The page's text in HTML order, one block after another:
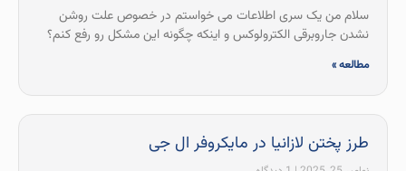
سلام من یک سری اطلاعات می خواستم در خصوص علت روشن
نشدن جاروبرقی الکترولوکس و اینکه چگونه این مشکل رو رفع کنم؟
مطالعه »
طرز پختن لازانیا در مایکروفر ال جی